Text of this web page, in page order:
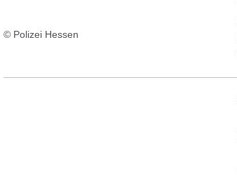
© Polizei Hessen